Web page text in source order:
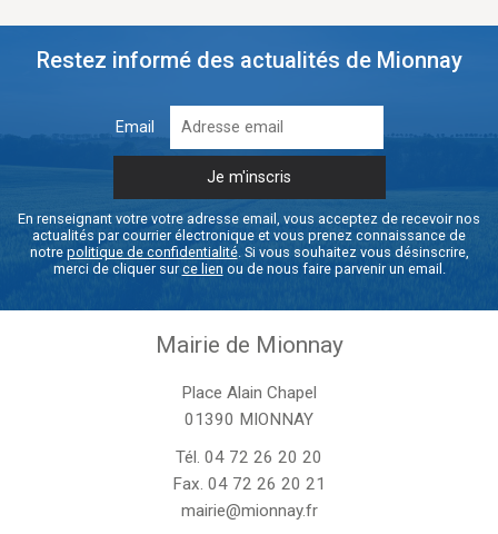
Restez informé des actualités de Mionnay
Email
En renseignant votre votre adresse email, vous acceptez de recevoir nos
actualités par courrier électronique et vous prenez connaissance de
notre politique de confidentialité. Si vous souhaitez vous désinscrire,
merci de cliquer surce lien ou de nous faire parvenir un email.
Mairie de Mionnay
Place Alain Chapel
01390 MIONNAY
Tél. 04 72 26 20 20
Fax. 04 72 26 20 21
mairie@mionnay.fr